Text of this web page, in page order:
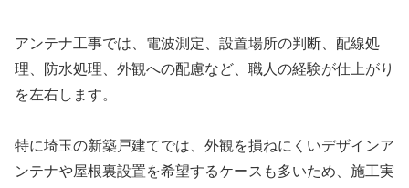
アンテナ工事では、電波測定、設置場所の判断、配線処
理、防水処理、外観への配慮など、職人の経験が仕上がり
を左右します。
特に埼玉の新築戸建てでは、外観を損ねにくいデザインア
ンテナや屋根裏設置を希望するケースも多いため、施工実